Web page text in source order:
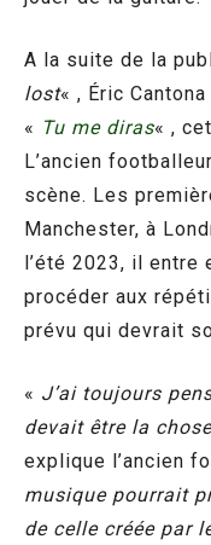
A la suite de la
lost« , Éric
« Tu me diras« ,
L’ancien
scène. Les
Manchester, à
l’été 2023, il entre
procéder aux
prévu qui devrait
« J’ai toujours
devait être la
explique l’ancien
musique pourrait
de celle créée par